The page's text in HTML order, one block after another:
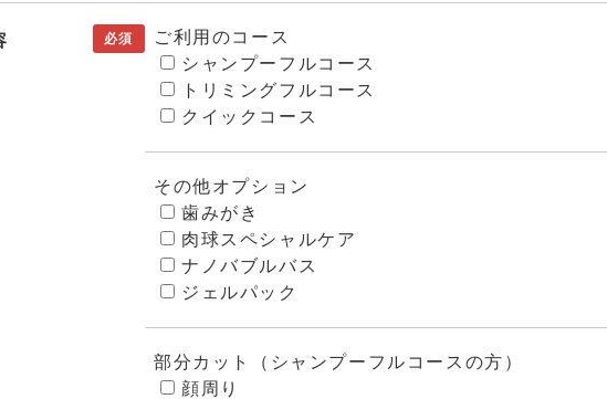
必須
ご利用のコース
シャンプーフルコース
トリミングフルコース
クイックコース
その他オプション
歯みがき
肉球スペシャルケア
ナノバブルバス
ジェルパック
部分カット（シャンプーフルコースの方）
顔周り